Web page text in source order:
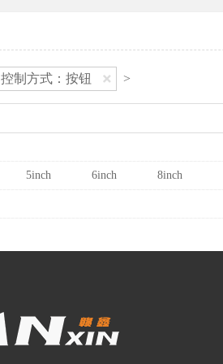
控制方式：按钮 >
5inch 6inch 8inch